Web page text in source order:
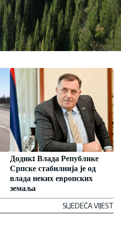
Додик: Влада Републике
Српске стабилнија је од
влада неких европских
земаља
SLJEDEĆA VIJEST